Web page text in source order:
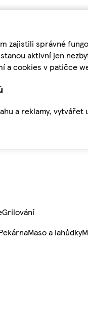
zajistili správné
aktivní jen
a cookies v patičce
a reklamy,
Grilování
Maso a lahůdky